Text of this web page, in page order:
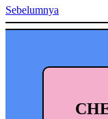
Sebelumnya